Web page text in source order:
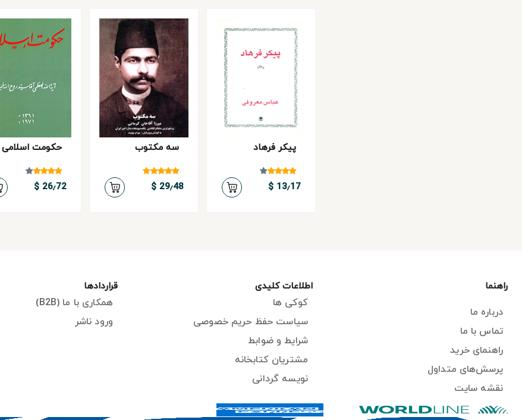
پیکر فرهاد
13٫17 $
سه مکتوب
29٫48 $
حکومت اسلامی
26٫72 $
راهنما
درباره ما
تماس با ما
راهنمای خرید
پرسش‌های متداول
نقشه سایت
اطلاعات کلیدی
کوکی ها
سیاست حفظ حریم خصوصی
شرایط و ضوابط
مشتریان کتابخانه
نویسه گردانی
قراردادها
همکاری با ما (B2B)
ورود ناشر